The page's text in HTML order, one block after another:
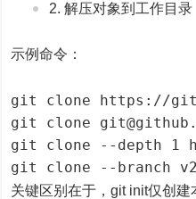
解压对象到工作目录
示例命令：
git clone https://
git clone
git clone --depth 1
关键区别在于，git init仅创